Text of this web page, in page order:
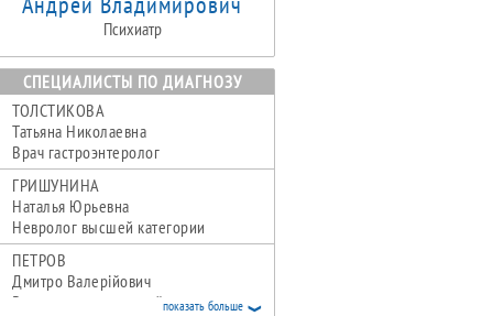
Психиатр
СПЕЦИАЛИСТЫ ПО ДИАГНОЗУ
ТОЛСТИКОВА
Татьяна Николаевна
Врач гастроэнтеролог
ГРИШУНИНА
Наталья Юрьевна
Невролог высшей категории
ПЕТРОВ
Дмитро Валерійович
Врач невролог первой категории
показать больше